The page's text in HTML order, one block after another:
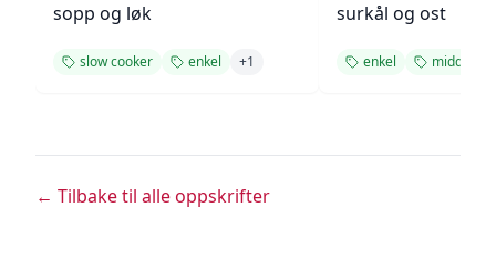
sopp og løk
slow cooker enkel +1
surkål og ost
enkel middag
← Tilbake til alle oppskrifter